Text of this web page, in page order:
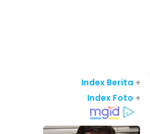
Index Berita +
Index Foto +